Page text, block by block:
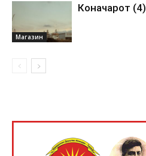
Магазин
Коначарот (4)